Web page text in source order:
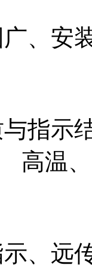
安装
示结
高温
远传